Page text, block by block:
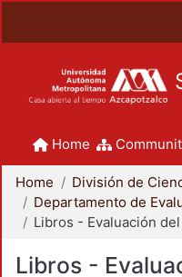
Home
Home
Libros -